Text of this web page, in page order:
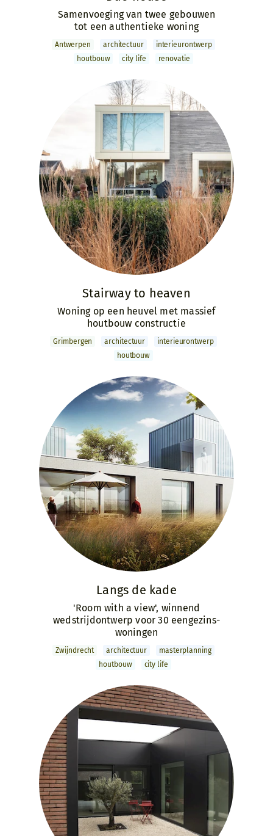
Samenvoeging van twee gebouwen
tot een authentieke woning
Antwerpen archi­tectuur
interieur­ontwerp
houtbouw
city life renovatie
Stairway to heaven
Woning op een heuvel met massief
houtbouw constructie
Grimbergen archi­tectuur
interieur­ontwerp
houtbouw
Langs de kade
'Room with a view', winnend
wedstrijd­ontwerp voor 30 eengezins­
woningen
Zwijndrecht archi­tectuur
master­­planning
houtbouw
city life